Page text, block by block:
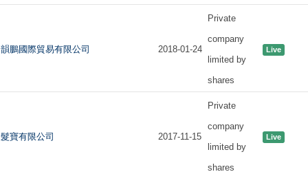
韻鵬國際貿易有限公司 2018-01-24
Private
company
limited by
shares
Live
髮寶有限公司 2017-11-15
Private
company
limited by
shares
Live